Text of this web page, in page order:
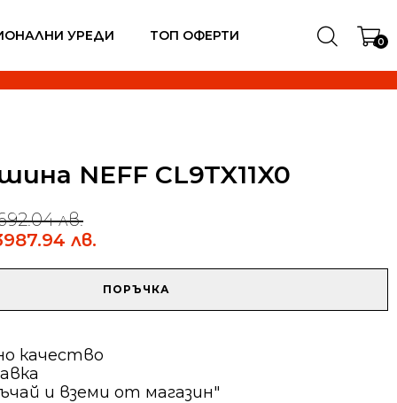
УРЕДИ ТОП ОФЕРТИ 0
NEFF CL9TX11X0
лв.
лв.
ПОРЪЧКА
качество
и вземи от магазин"